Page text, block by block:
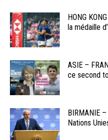
HONG
la médaille
ASIE –
ce second
BIRMANIE
Nations